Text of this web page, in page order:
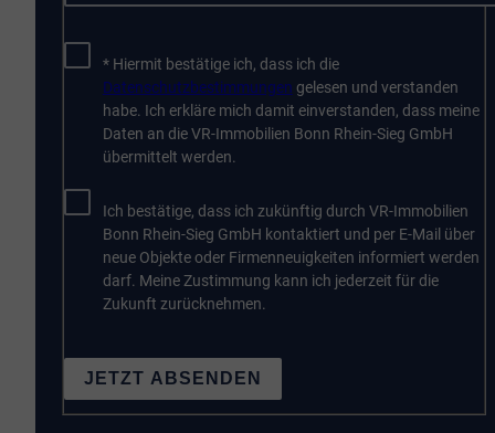
* Hiermit bestätige ich, dass ich die
Datenschutzbestimmungen gelesen und verstanden
habe. Ich erkläre mich damit einverstanden, dass meine
Daten an die VR-Immobilien Bonn Rhein-Sieg GmbH
übermittelt werden.
Ich bestätige, dass ich zukünftig durch VR-Immobilien
Bonn Rhein-Sieg GmbH kontaktiert und per E-Mail über
neue Objekte oder Firmenneuigkeiten informiert werden
darf. Meine Zustimmung kann ich jederzeit für die
Zukunft zurücknehmen.
JETZT ABSENDEN